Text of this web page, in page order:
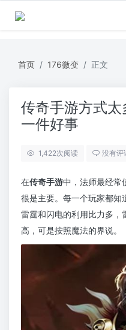
首页 176微变 正文
传奇手游方式
一件好事
1,422次阅读 没有评
在传奇手游中，法师最经常
很是主要。每一个玩家都知
雷霆和闪电的利用比力多，
高，可是按照魔法的界说。